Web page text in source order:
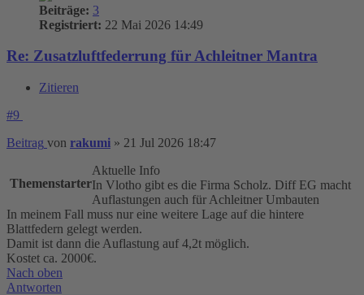
Beiträge: 3
Registriert: 22 Mai 2026 14:49
Re: Zusatzluftfederrung für Achleitner Mantra
Zitieren
#9
Beitrag von rakumi » 21 Jul 2026 18:47
Themenstarter
Aktuelle Info
In Vlotho gibt es die Firma Scholz. Diff EG macht
Auflastungen auch für Achleitner Umbauten
In meinem Fall muss nur eine weitere Lage auf die hintere
Blattfedern gelegt werden.
Damit ist dann die Auflastung auf 4,2t möglich.
Kostet ca. 2000€.
Nach oben
Antworten